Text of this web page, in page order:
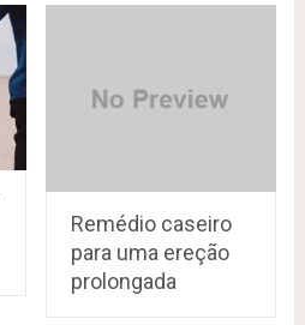
Remédio caseiro
para uma ereção
prolongada